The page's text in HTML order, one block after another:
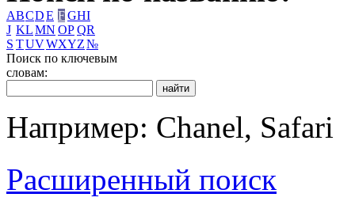
ABCDE FGHI
J KLMN OPQR
S TUVWXYZ№
Поиск по ключевым
словам:
Например: Chanel, Safari
Расширенный поиск